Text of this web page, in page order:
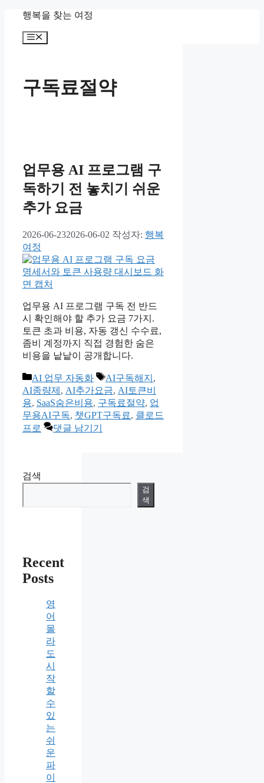
행복을 찾는 여정
메
구독료절약
업무용 AI 프로그램 구
독하기 전 놓치기 쉬운
추가 요금
2026-06-232026-06-02 작성자: 행복
여정
업무용 AI 프로그램 구독 전 반드
시 확인해야 할 추가 요금 7가지.
토큰 초과 비용, 자동 갱신 수수료,
좀비 계정까지 직접 경험한 숨은
비용을 낱낱이 공개합니다.
카
테
고
리
AI 업무 자동화
태
그
AI구독해지 ,
AI종량제 , AI추가요금, AI토큰비
용, SaaS숨은비용, 구독료절약, 업
무용AI구독, 챗GPT구독료, 클로드
프로
댓글 남기기
검색
검
색
Recent
Posts
영
어
몰
라
도
시
작
할
수
있
는
쉬
운
파
이